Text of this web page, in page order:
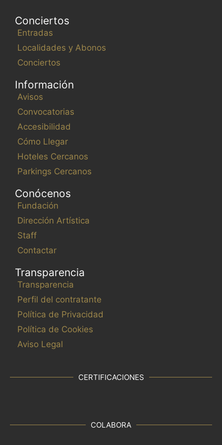
Conciertos
Entradas
Localidades y Abonos
Conciertos
Información
Avisos
Convocatorias
Accesibilidad
Cómo Llegar
Hoteles Cercanos
Parkings Cercanos
Conócenos
Fundación
Dirección Artística
Staff
Contactar
Transparencia
Transparencia
Perfil del contratante
Política de Privacidad
Política de Cookies
Aviso Legal
CERTIFICACIONES
COLABORA